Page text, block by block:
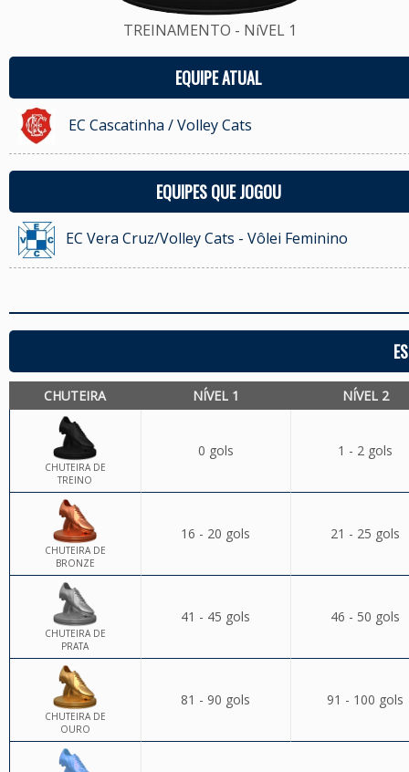
TREINAMENTO - NíVEL 1
EQUIPE ATUAL
EC Cascatinha / Volley Cats
EQUIPES QUE JOGOU
EC Vera Cruz/Volley Cats - Vôlei Feminino
CHUTEIRA NÍVEL 1 NÍVEL 2
CHUTEIRA DE
TREINO
0 gols 1 - 2 gols
CHUTEIRA DE
BRONZE
16 - 20 gols 21 - 25 gols
CHUTEIRA DE
PRATA
41 - 45 gols 46 - 50 gols
CHUTEIRA DE
OURO
81 - 90 gols 91 - 100 gols